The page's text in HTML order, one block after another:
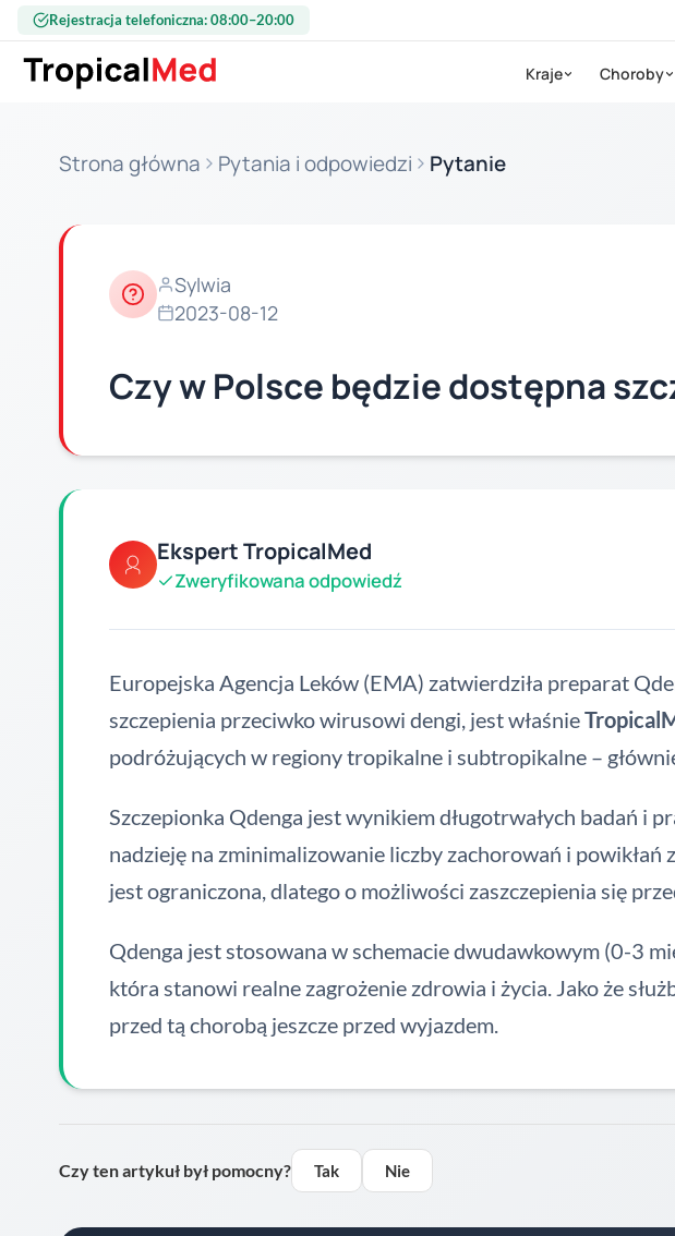
Przejdź do treści
Rejestracja telefoniczna: 08:00–20:00
Kraje Choroby
Strona główna Pytania i odpowiedzi Pytanie
Sylwia
2023-08-12
Czy w Polsce będzie dostępna
Ekspert TropicalMed
Zweryfikowana odpowiedź
Europejska Agencja Leków (EMA) zatwierdziła preparat
szczepienia przeciwko wirusowi dengi, jest właśnie
podróżujących w regiony tropikalne i subtropikalne –
Szczepionka Qdenga jest wynikiem długotrwałych badań i
nadzieję na zminimalizowanie liczby zachorowań i
jest ograniczona, dlatego o możliwości zaszczepienia się
Qdenga jest stosowana w schemacie dwudawkowym (0-3
która stanowi realne zagrożenie zdrowia i życia. Jako że
przed tą chorobą jeszcze przed wyjazdem.
Czy ten artykuł był pomocny? Tak Nie